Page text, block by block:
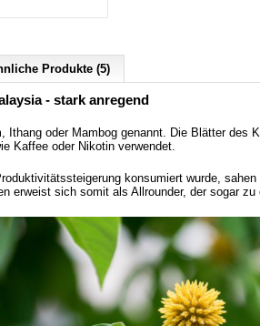
Produkte (5)
- stark anregend
Ithang oder Mambog genannt. Die Blätter
Kaffee oder Nikotin verwendet.
konsumiert wurde,
erweist sich somit als Allrounder, der sogar